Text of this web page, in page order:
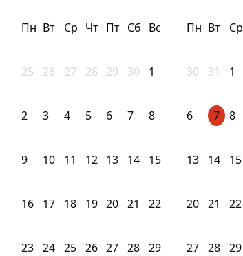
Пн Вт Ср Чт Пт Сб Вс
25 26 27 28 29 30 1
2 3 4 5 6 7 8
9 10 11 12 13 14 15
16 17 18 19 20 21 22
23 24 25 26 27 28 29
Пн Вт Ср
30 31 1
6 7 8
13 14 15
20 21 22
27 28 29